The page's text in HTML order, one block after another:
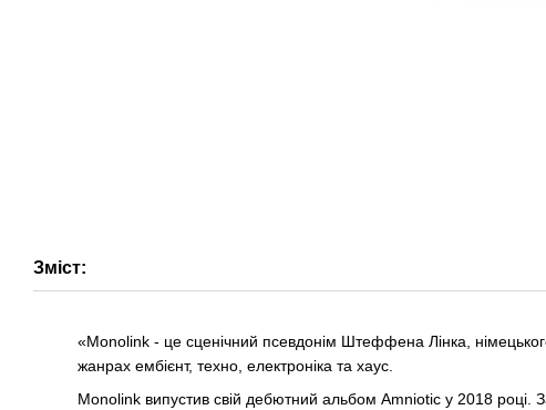
Зміст:
«Monolink - це сценічний псевдонім Штеффена Лінка,
жанрах ембієнт, техно, електроніка та хаус.
Monolink випустив свій дебютний альбом Amniotic у 2018 році.